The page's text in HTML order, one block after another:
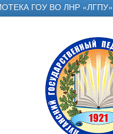
ГОУ ВО ЛНР «ЛГПУ»